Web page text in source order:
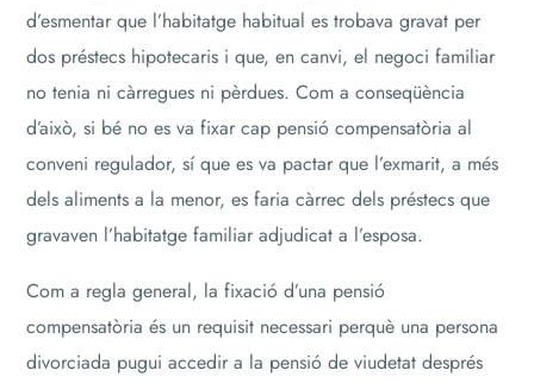
d’esmentar que l’habitatge habitual es trobava gravat per
dos préstecs hipotecaris i que, en canvi, el negoci familiar
no tenia ni càrregues ni pèrdues. Com a conseqüència
d’això, si bé no es va fixar cap pensió compensatòria al
conveni regulador, sí que es va pactar que l’exmarit, a més
dels aliments a la menor, es faria càrrec dels préstecs que
gravaven l’habitatge familiar adjudicat a l’esposa.
Com a regla general, la fixació d’una pensió
compensatòria és un requisit necessari perquè una persona
divorciada pugui accedir a la pensió de viudetat després